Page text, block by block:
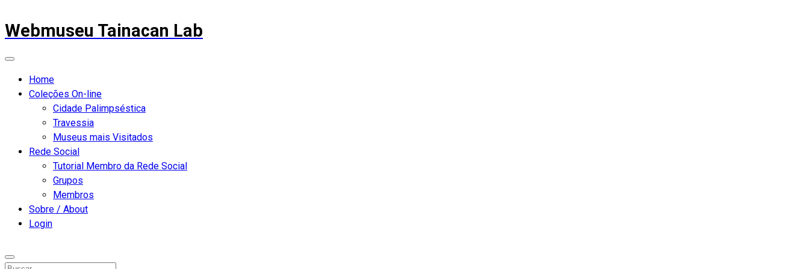
Webmuseu Tainacan Lab
Home
Coleções On-line
Cidade Palimpséstica
Travessia
Museus mais Visitados
Rede Social
Tutorial Membro da Rede Social
Grupos
Membros
Sobre / About
Login